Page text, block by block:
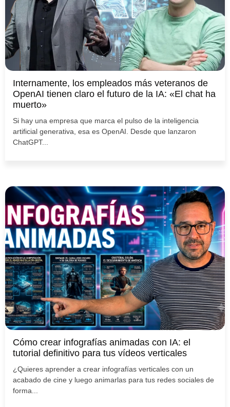
Internamente, los empleados más veteranos de
OpenAI tienen claro el futuro de la IA: «El chat ha
muerto»
Si hay una empresa que marca el pulso de la inteligencia
artificial generativa, esa es OpenAI. Desde que lanzaron
ChatGPT...
Cómo crear infografías animadas con IA: el
tutorial definitivo para tus vídeos verticales
¿Quieres aprender a crear infografías verticales con un
acabado de cine y luego animarlas para tus redes sociales de
forma...